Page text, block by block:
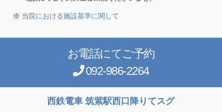
当院における施設基準に関して
お電話にてご予約
092-986-2264
西鉄電車 筑紫駅西口降りてスグ